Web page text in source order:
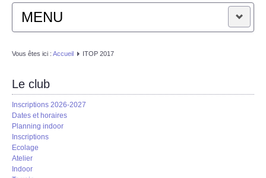
MENU
ACTUALITÉS
LE CLUB
TECHNIQUES
LIENS
Vous êtes ici : Accueil ITOP 2017
Le club
Inscriptions 2026-2027
Dates et horaires
Planning indoor
Inscriptions
Ecolage
Atelier
Indoor